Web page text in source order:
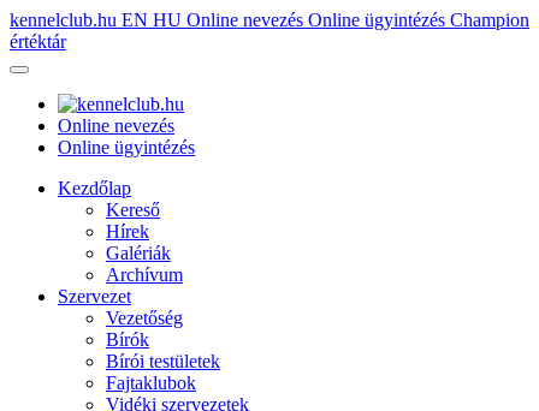
kennelclub.hu EN HU Online nevezés Online ügyintézés Champion
értéktár
Online nevezés
Online ügyintézés
Kezdőlap
Kereső
Hírek
Galériák
Archívum
Szervezet
Vezetőség
Bírók
Bírói testületek
Fajtaklubok
Vidéki szervezetek